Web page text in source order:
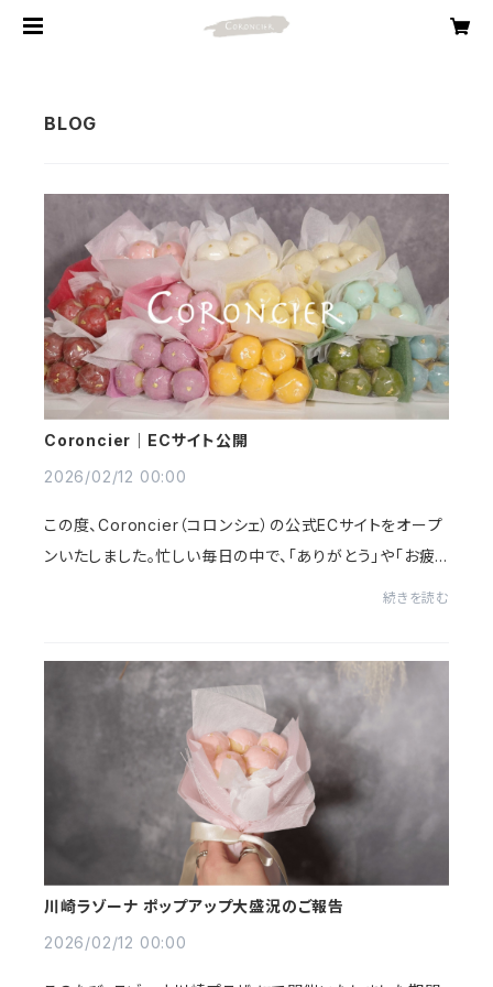
Coroncier｜ECサイト公開
2026/02/12 00:00
この度、Coroncier（コロンシェ）の公式ECサイトをオープ
ンいたしました。忙しい毎日の中で、「ありがとう」や「お疲
続きを読む
川崎ラゾーナ ポップアップ大盛況のご報告
2026/02/12 00:00